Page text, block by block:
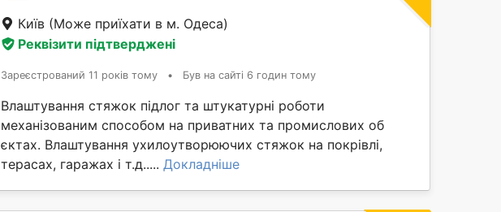
Київ (Може приїхати в м. Одеса)
Реквізити підтверджені
Зареєстрований 11 років тому • Був на сайті 6 годин тому
Влаштування стяжок підлог та штукатурні роботи
механізованим способом на приватних та промислових об
єктах. Влаштування ухилоутворюючих стяжок на покрівлі,
терасах, гаражах і т.д..... Докладніше